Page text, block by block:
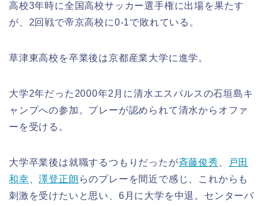
高校3年時に全国高校サッカー選手権に出場を果たす
が、2回戦で帝京高校に0-1で敗れている。
草津東高校を卒業後は京都産業大学に進学。
大学2年だった2000年2月に清水エスパルスの石垣島キ
ャンプへの参加。プレーが認められて清水からオファ
ーを受ける。
大学卒業後は就職するつもりだったが斉藤俊秀
戸田
和幸 、澤登正朗 らのプレーを間近で感じ、これからも
刺激を受けたいと思い、6月に大学を中退。センターバ